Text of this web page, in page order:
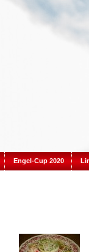
Engel-Cup 2020